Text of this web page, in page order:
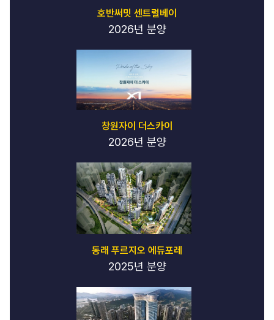
호반써밋 센트럴베이
2026년 분양
창원자이 더스카이
2026년 분양
동래 푸르지오 에듀포레
2025년 분양